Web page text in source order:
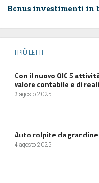
Bonus investimenti
I PIÙ LETTI
Con il nuovo OIC 5
valore contabile e di
3 agosto 2026
Auto colpite da
4 agosto 2026